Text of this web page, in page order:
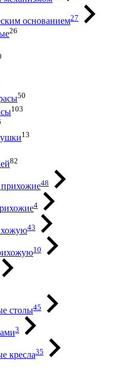
основанием27
26
50
103
13
82
48
4
43
10
столы45
3
кресла35